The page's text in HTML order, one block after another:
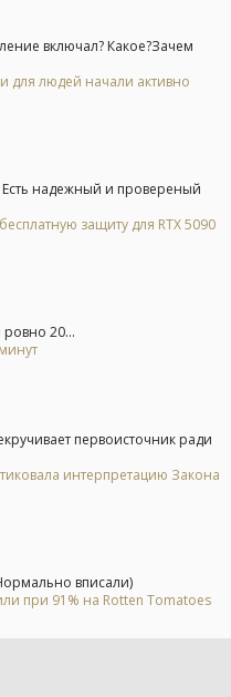
включал? Какое?Зачем
для людей начали активно
Есть надежный и провереный
защиту для RTX 5090
ровно 20...
первоисточник ради
интерпретацию Закона
вписали)
при 91% на Rotten Tomatoes